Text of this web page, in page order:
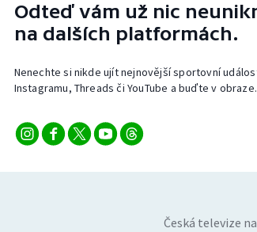
Odteď vám už nic
na dalších platformách.
Nenechte si nikde ujít nejnovější sportovní
Instagramu, Threads či YouTube a buďte v obraze.
Česká televize